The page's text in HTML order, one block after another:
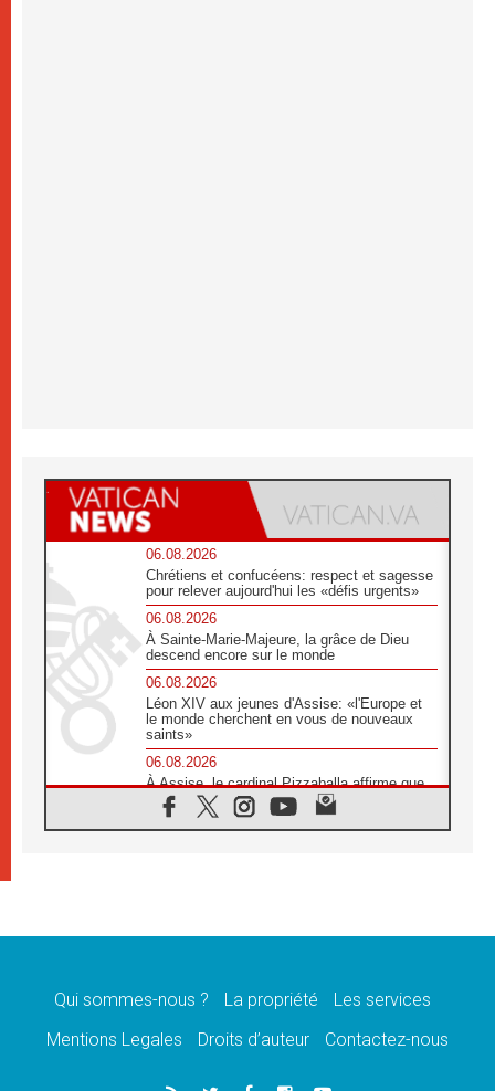
06.08.2026
Chrétiens et confucéens: respect et sagesse
pour relever aujourd'hui les «défis urgents»
06.08.2026
À Sainte-Marie-Majeure, la grâce de Dieu
descend encore sur le monde
06.08.2026
Léon XIV aux jeunes d'Assise: «l'Europe et
le monde cherchent en vous de nouveaux
saints»
06.08.2026
À Assise, le cardinal Pizzaballa affirme que
«les chrétiens veulent la paix»
06.08.2026
message de paix et de dignité humaine»
«La visite du Pape en Uruguay renforcera
05.08.2026
Qui sommes-nous ? La propriété
Les services
Mentions Legales
Droits d’auteur Contactez-nous